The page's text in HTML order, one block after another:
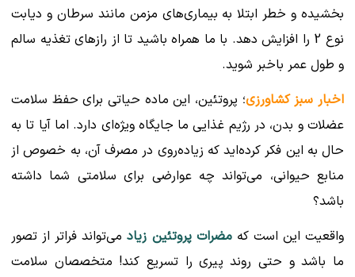
بخشیده و خطر ابتلا به بیماری‌های مزمن مانند سرطان و دیابت
نوع 2 را افزایش دهد. با ما همراه باشید تا از رازهای تغذیه سالم
و طول عمر باخبر شوید.
اخبار سبز کشاورزی؛ پروتئین، این ماده حیاتی برای حفظ سلامت
عضلات و بدن، در رژیم غذایی ما جایگاه ویژه‌ای دارد. اما آیا تا به
حال به این فکر کرده‌اید که زیاده‌روی در مصرف آن، به خصوص از
منابع حیوانی، می‌تواند چه عوارضی برای سلامتی شما داشته
باشد؟
واقعیت این است کهمضرات پروتئین زیادمی‌تواند فراتر از تصور
ما باشد و حتی روند پیری را تسریع کند! متخصصان سلامت